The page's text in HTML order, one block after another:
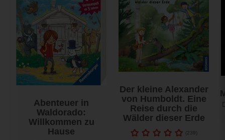
Abenteuer in
Waldorado:
Willkommen zu
Hause
Der kleine Alexander
von Humboldt. Eine
Reise durch die
Wälder dieser Erde
(239)